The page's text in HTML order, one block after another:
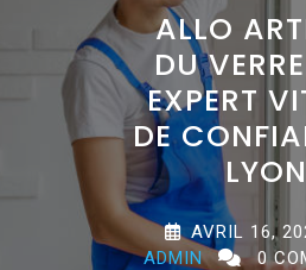
ALLO
DU
EXPERT
DE
LYON
AVRIL 16,
ADMIN
0